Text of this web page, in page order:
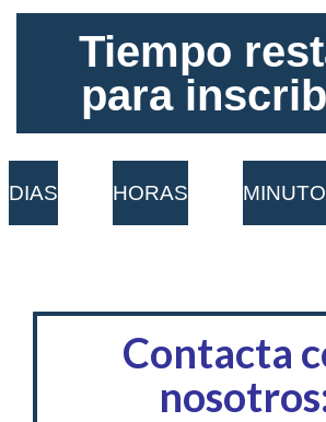
Tiempo
para
DIAS HORAS
Contacta